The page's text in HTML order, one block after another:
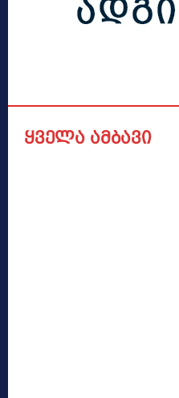
ყველა ამბავი